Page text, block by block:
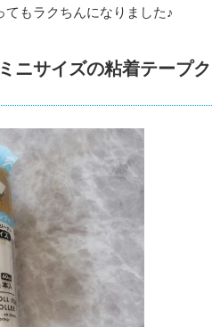
もラクちんになりました♪
ニサイズの粘着テープ